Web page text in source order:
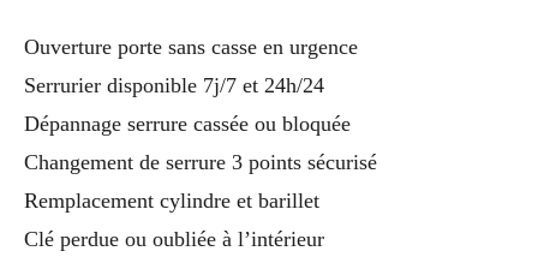
Ouverture porte sans casse en urgence
Serrurier disponible 7j/7 et 24h/24
Dépannage serrure cassée ou bloquée
Changement de serrure 3 points sécurisé
Remplacement cylindre et barillet
Clé perdue ou oubliée à l’intérieur